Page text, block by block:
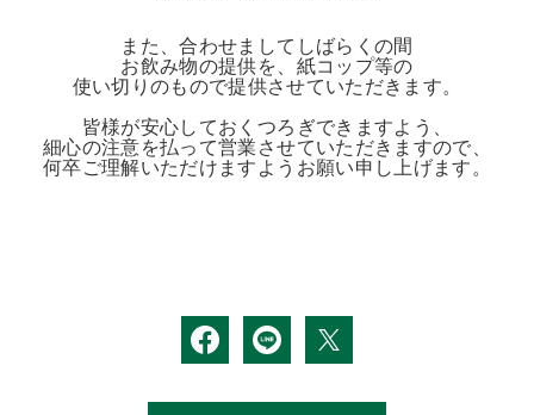
また、合わせましてしばらくの間
お飲み物の提供を、紙コップ等の
使い切りのもので提供させていただきます。
皆様が安心しておくつろぎできますよう、
細心の注意を払って営業させていただきますので、
何卒ご理解いただけますようお願い申し上げます。